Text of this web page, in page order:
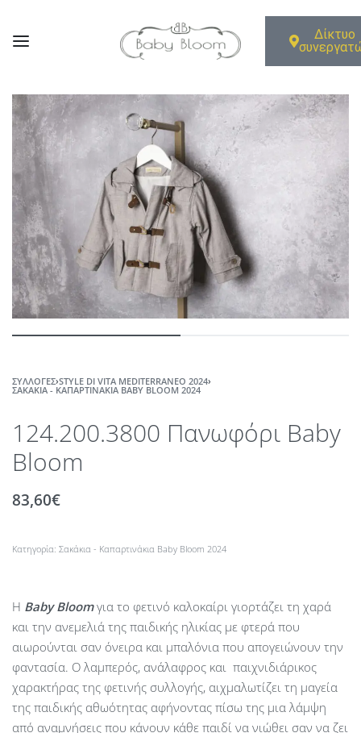
Δίκτυο
ΣΥΛΛΟΓΈΣ›STYLE DI VITA MEDITERRANEO 2024›
ΣΑΚΆΚΙΑ - ΚΑΠΑΡΤΙΝΆΚΙΑ BABY BLOOM 2024
124.200.3800 Πανωφόρι Baby
Bloom
83,60€
Κατηγορία: Σακάκια - Καπαρτινάκια Baby Bloom 2024
Η Baby Bloom για το φετινό καλοκαίρι γιορτάζει τη χαρά
και την ανεμελιά της παιδικής ηλικίας με φτερά που
αιωρούνται σαν όνειρα και μπαλόνια που απογειώνουν την
φαντασία. Ο λαμπερός, ανάλαφρος και παιχνιδιάρικος
χαρακτήρας της φετινής συλλογής, αιχμαλωτίζει τη μαγεία
της παιδικής αθωότητας αφήνοντας πίσω της μια λάμψη
από αναμνήσεις που κάνουν κάθε παιδί να νιώθει σαν να ζει